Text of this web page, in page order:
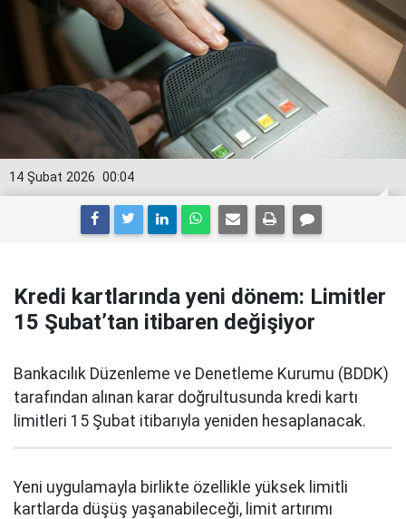
00:04
14 Şubat 2026
Kredi kartlarında yeni dönem: Limitler
15 Şubat’tan itibaren değişiyor
Bankacılık Düzenleme ve Denetleme Kurumu (BDDK)
tarafından alınan karar doğrultusunda kredi kartı
limitleri 15 Şubat itibarıyla yeniden hesaplanacak.
Yeni uygulamayla birlikte özellikle yüksek limitli
kartlarda düşüş yaşanabileceği, limit artırımı